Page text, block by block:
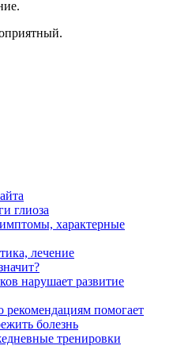
глиоза
характерные
лечение
нарушает развитие
рекомендациям помогает
болезнь
тренировки